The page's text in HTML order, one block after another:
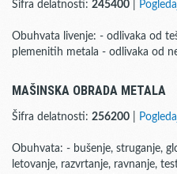
Šifra delatnosti: 245400
Obuhvata livenje: - odlivaka od
plemenitih metala - odlivaka od
MAŠINSKA OBRADA METALA
Šifra delatnosti: 256200
Obuhvata: - bušenje, struganje,
letovanje, razvrtanje, ravnanje,